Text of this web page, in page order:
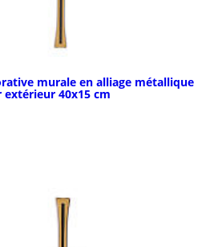
murale en alliage métallique
40x15 cm